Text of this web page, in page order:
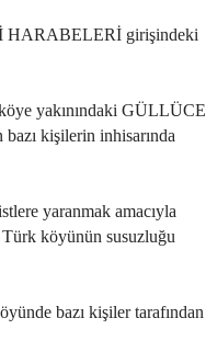
HARABELERİ girişindeki
yakınındaki GÜLLÜCE
kişilerin inhisarında
yaranmak amacıyla
köyünün susuzluğu
bazı kişiler tarafından